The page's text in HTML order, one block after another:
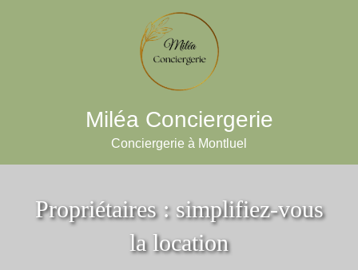
Miléa Conciergerie
Conciergerie à Montluel
Propriétaires : simplifiez-vous
la location